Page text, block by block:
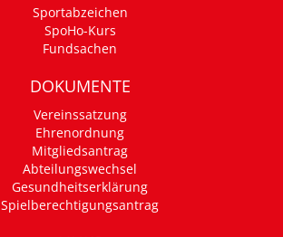
Sportabzeichen
SpoHo-Kurs
Fundsachen
DOKUMENTE
Vereinssatzung
Ehrenordnung
Mitgliedsantrag
Abteilungswechsel
Gesundheitserklärung
Spielberechtigungsantrag